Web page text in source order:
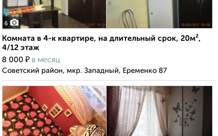
6
Комната в 4-к квартире, на длительный срок, 20м²,
4/12 этаж
8 000 ₽ в месяц
Советский район, мкр. Западный, Еременко 87